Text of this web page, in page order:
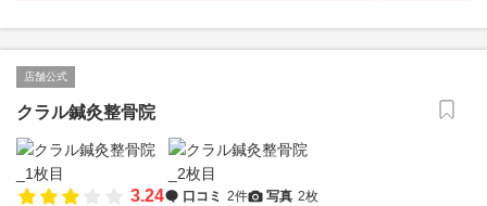
店舗公式
クラル鍼灸整骨院
3.24 口コミ 2件 写真 2枚